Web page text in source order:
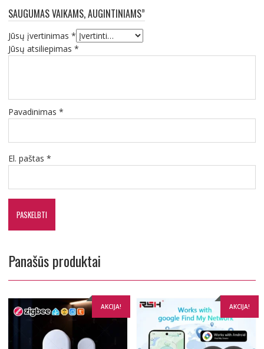
SAUGUMAS VAIKAMS, AUGINTINIAMS”
Jūsų įvertinimas *
Jūsų atsiliepimas *
Pavadinimas *
El. paštas *
Panašūs produktai
AKCIJA! AKCIJA!